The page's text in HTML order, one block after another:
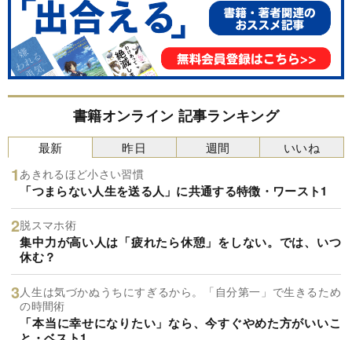
書籍オンライン 記事ランキング
最新
あきれるほど小さい習慣
「つまらない人生を送る人」に共通する特徴・ワースト1
脱スマホ術
集中力が高い人は「疲れたら休憩」をしない。では、いつ
休む？
人生は気づかぬうちにすぎるから。「自分第一」で生きるため
の時間術
「本当に幸せになりたい」なら、今すぐやめた方がいいこ
昨日 週間 いいね